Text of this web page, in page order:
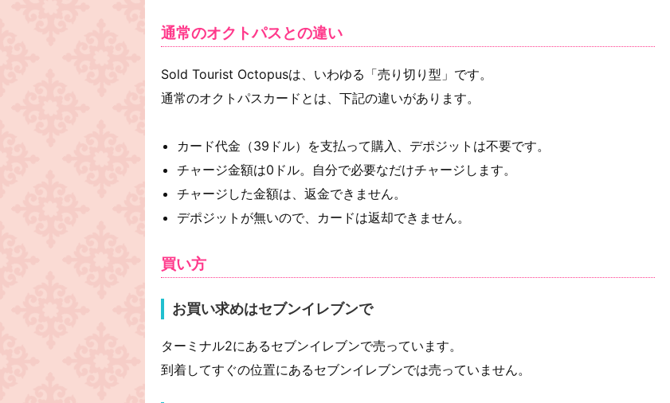
通常のオクトパスとの違い
Sold Tourist Octopusは、いわゆる「売り切り型」です。
通常のオクトパスカードとは、下記の違いがあります。
カード代金（39ドル）を支払って購入、デポジットは不要です。
チャージ金額は0ドル。自分で必要なだけチャージします。
チャージした金額は、返金できません。
デポジットが無いので、カードは返却できません。
買い方
お買い求めはセブンイレブンで
ターミナル2にあるセブンイレブンで売っています。
到着してすぐの位置にあるセブンイレブンでは売っていません。